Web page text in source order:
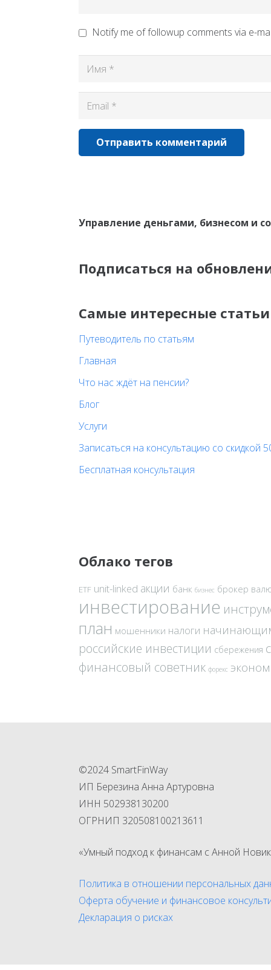
Notify me of followup comments via e-
Отправить комментарий
Управление деньгами, бизнесом и
Подписаться на
Самые интересные статьи
Путеводитель по статьям
Главная
Что нас ждёт на пенсии?
Блог
Услуги
Записаться на консультацию со скидкой
Бесплатная консультация
Облако тегов
ETF unit-linked акции банк бизнес брокер
инвестирование
план мошенники налоги
российские инвестиции сбережения
финансовый советник форекс
©2024 SmartFinWay
ИП Березина Анна Артуровна
ИНН 502938130200
ОГРНИП 320508100213611
«Умный подход к финансам с Анной
Политика в отношении персональных
Оферта обучение и финансовое
Декларация о рисках